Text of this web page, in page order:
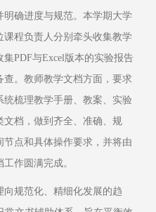
确进度与规范。本学期大学
程负责人分别牵头收集教学
PDF与Excel版本的实验报告
。教师教学文档方面，要求
梳理教学手册、教案、实验
档，做到齐全、准确、规
点和具体操作要求，并将由
作圆满完成。
规范化、精细化发展的趋